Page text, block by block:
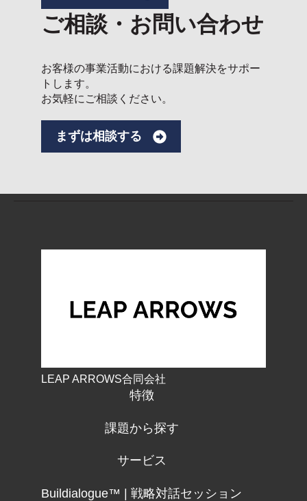
ご相談・お問い合わせ
お客様の事業活動における課題解決をサポー
トします。
お気軽にご相談ください。
まずは相談する
LEAP ARROWS合同会社
特徴
課題から探す
サービス
Buildialogue™ | 戦略対話セッション